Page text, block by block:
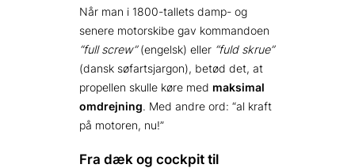
Når man i 1800-tallets damp- og
senere motorskibe gav kommandoen
“full screw”(engelsk) eller “fuld skrue”
(dansk søfartsjargon), betød det, at
propellen skulle køre med maksimal
omdrejning. Med andre ord: “al kraft
på motoren, nu!”
Fra dæk og cockpit til